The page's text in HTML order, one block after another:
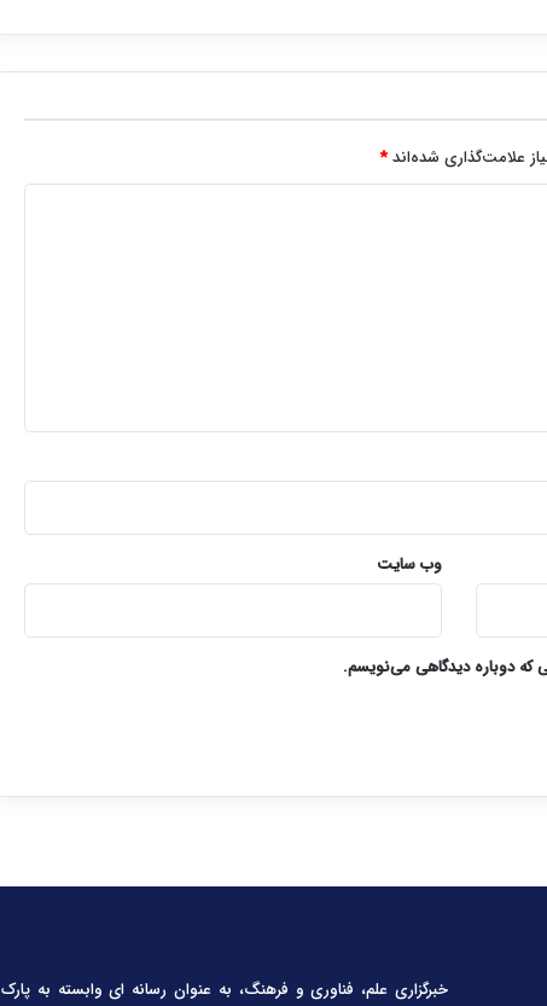
علامت‌گذاری شده‌اند*
وب‌ سایت
که دوباره دیدگاهی می‌نویسم.
خبرگزاری علم، فناوری و فرهنگ، به عنوان رسانه ای وابسته به پارک